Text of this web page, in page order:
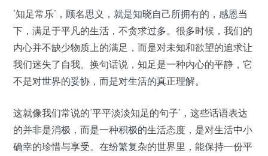
‘知足常乐’，顾名思义，就是知晓自己所拥有的，感恩当
下，满足于平凡的生活，不贪求过多。很多时候，我们的
内心并不缺少物质上的满足，而是对未知和欲望的追求让
我们迷失了自我。换句话说，知足是一种内心的平静，它
不是对世界的妥协，而是对生活的真正理解。
这就像我们常说的‘平平淡淡知足的句子’，这些话语表达
的并非是消极，而是一种积极的生活态度，是对生活中小
确幸的珍惜与享受。在纷繁复杂的世界里，能保持一份平